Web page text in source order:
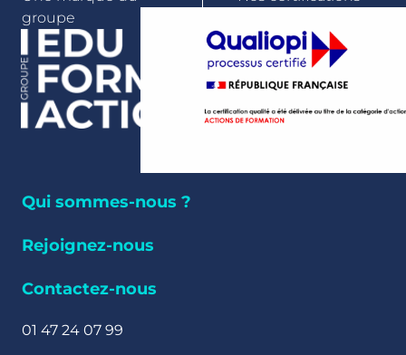
groupe
Qui sommes-nous ?
Rejoignez-nous
Contactez-nous
01 47 24 07 99